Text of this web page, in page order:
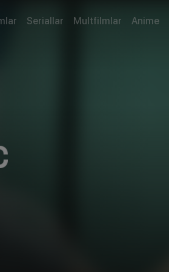
Seriallar Multfilmlar Anime